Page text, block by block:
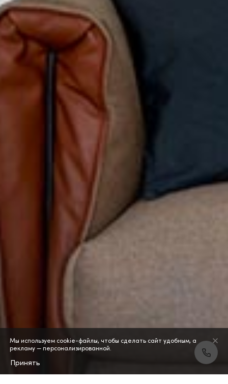
Мы используем cookie-файлы, чтобы сделать сайт удобным, а
рекламу — персонализированной.
Принять